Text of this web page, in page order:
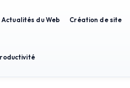
Actualités du Web Création de site